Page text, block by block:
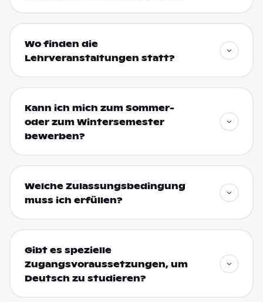
Wo finden die
Lehrveranstaltungen statt?
Kann ich mich zum Sommer-
oder zum Wintersemester
bewerben?
Welche Zulassungsbedingung
muss ich erfüllen?
Gibt es spezielle
Zugangsvoraussetzungen, um
Deutsch zu studieren?